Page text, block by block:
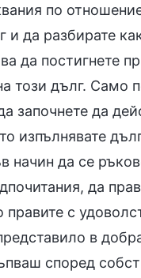
по
и да разбирате
да постигнете
този дълг. Само
започнете да
изпълнявате
начин да се
да
правите с
в
според